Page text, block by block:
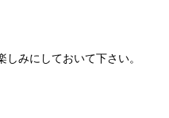
みにしておいて下さい。